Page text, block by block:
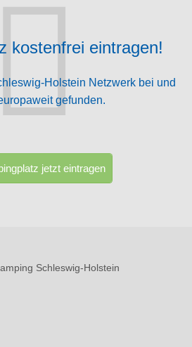
kostenfrei eintragen!
Holstein Netzwerk bei und
gefunden.
jetzt eintragen